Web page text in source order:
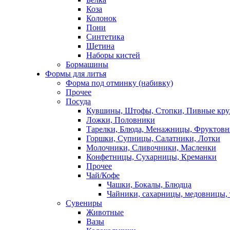
Коза
Колонок
Пони
Синтетика
Щетина
Наборы кистей
Бормашины
Формы для литья
Форма под отминку (набивку)
Прочее
Посуда
Кувшины, Штофы, Стопки, Пивные
Ложки, Половники
Тарелки, Блюда, Менажницы,
Горшки, Супницы, Салатники, Лотки
Молочники, Сливочники, Масленки
Конфетницы, Сухарницы, Креманки
Прочее
Чай/Кофе
Чашки, Бокалы, Блюдца
Чайники, сахарницы, медовницы,
Сувениры
Животные
Вазы